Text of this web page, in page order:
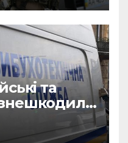
агітатора
та
авіабомбу